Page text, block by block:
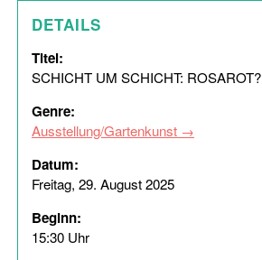
DETAILS
Titel:
SCHICHT UM SCHICHT: ROSAROT?
Genre:
Ausstellung/Gartenkunst
Datum:
Freitag, 29. August 2025
Beginn:
15:30 Uhr